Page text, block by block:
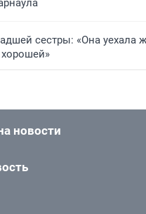
сестры: «Она уехала
новости